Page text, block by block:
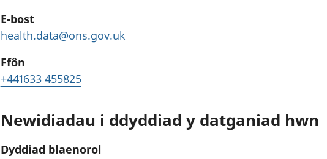
E-bost
health.data@ons.gov.uk
Ffôn
+441633 455825
Newidiadau i ddyddiad y datganiad hwn
Dyddiad blaenorol